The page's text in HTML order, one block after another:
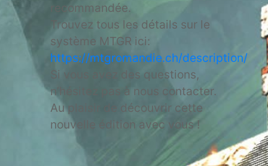
recommandée.
Trouvez tous les détails sur le
système MTGR ici:
https://mtgromandie.ch/description/
Si vous avez des questions,
n’hésitez pas à nous contacter.
Au plaisir de découvrir cette
nouvelle édition avec vous !